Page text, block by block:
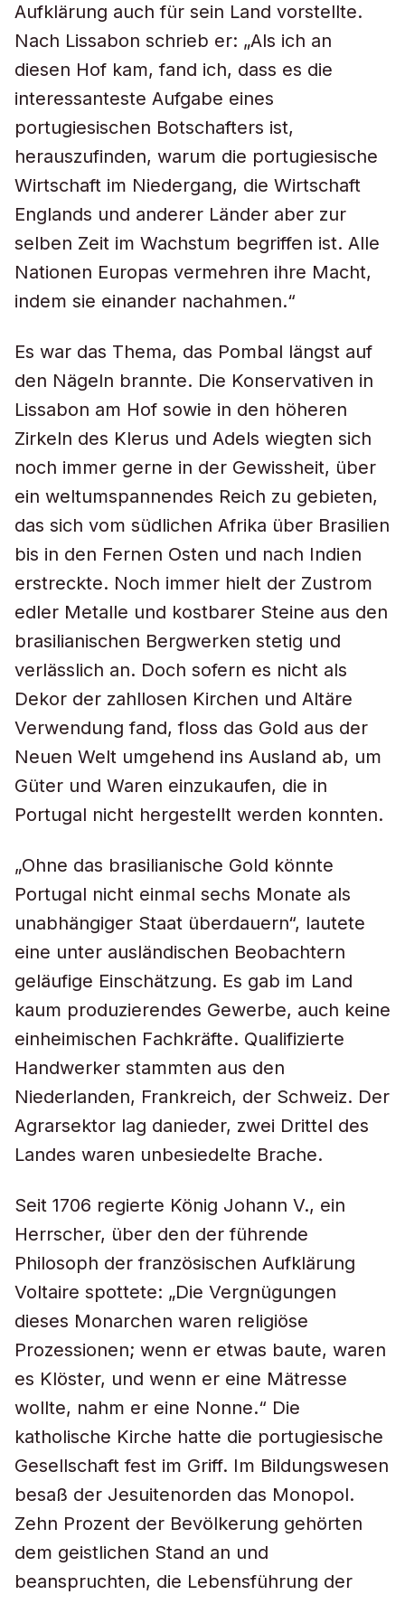
Aufklärung auch für sein Land vorstellte.
Nach Lissabon schrieb er: „Als ich an
diesen Hof kam, fand ich, dass es die
interessanteste Aufgabe eines
portugiesischen Botschafters ist,
herauszufinden, warum die portugiesische
Wirtschaft im Niedergang, die Wirtschaft
Englands und anderer Länder aber zur
selben Zeit im Wachstum begriffen ist. Alle
Nationen Europas vermehren ihre Macht,
indem sie einander nachahmen.“
Es war das Thema, das Pombal längst auf
den Nägeln brannte. Die Konservativen in
Lissabon am Hof sowie in den höheren
Zirkeln des Klerus und Adels wiegten sich
noch immer gerne in der Gewissheit, über
ein weltumspannendes Reich zu gebieten,
das sich vom südlichen Afrika über Brasilien
bis in den Fernen Osten und nach Indien
erstreckte. Noch immer hielt der Zustrom
edler Metalle und kostbarer Steine aus den
brasilianischen Bergwerken stetig und
verlässlich an. Doch sofern es nicht als
Dekor der zahllosen Kirchen und Altäre
Verwendung fand, floss das Gold aus der
Neuen Welt umgehend ins Ausland ab, um
Güter und Waren einzukaufen, die in
Portugal nicht hergestellt werden konnten.
„Ohne das brasilianische Gold könnte
Portugal nicht einmal sechs Monate als
unabhängiger Staat überdauern“, lautete
eine unter ausländischen Beobachtern
geläufige Einschätzung. Es gab im Land
kaum produzierendes Gewerbe, auch keine
einheimischen Fachkräfte. Qualifizierte
Handwerker stammten aus den
Niederlanden, Frankreich, der Schweiz. Der
Agrarsektor lag danieder, zwei Drittel des
Landes waren unbesiedelte Brache.
Seit 1706 regierte König Johann V., ein
Herrscher, über den der führende
Philosoph der französischen Aufklärung
Voltaire spottete: „Die Vergnügungen
dieses Monarchen waren religiöse
Prozessionen; wenn er etwas baute, waren
es Klöster, und wenn er eine Mätresse
wollte, nahm er eine Nonne.“ Die
katholische Kirche hatte die portugiesische
Gesellschaft fest im Griff. Im Bildungswesen
besaß der Jesuitenorden das Monopol.
Zehn Prozent der Bevölkerung gehörten
dem geistlichen Stand an und
beanspruchten, die Lebensführung der